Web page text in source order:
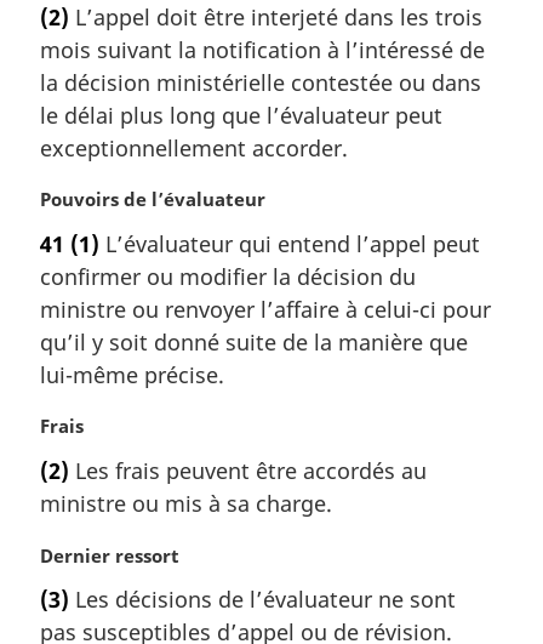
n
a
l
e
:
t
e
m
a
g
n
a
e
:
(2) L’appel doit être interjeté dans les trois
mois suivant la notification à l’intéressé de
la décision ministérielle contestée ou dans
le délai plus long que l’évaluateur peut
exceptionnellement accorder.
N
t
e
m
a
g
n
a
e
:
Pouvoirs de l’évaluateur
41 (1) L’évaluateur qui entend l’appel peut
confirmer ou modifier la décision du
ministre ou renvoyer l’affaire à celui-ci pour
qu’il y soit donné suite de la manière que
lui-même précise.
N
t
e
a
r
g
Frais
(2) Les frais peuvent être accordés au
ministre ou mis à sa charge.
N
t
e
Dernier ressort
(3) Les décisions de l’évaluateur ne sont
pas susceptibles d’appel ou de révision.